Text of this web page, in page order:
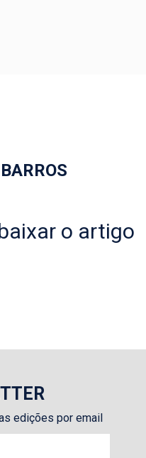
o artigo
edições por email